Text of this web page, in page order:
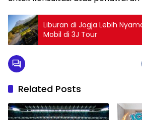
Liburan di Jogja Lebih
Mobil di 3J Tour
Related Posts